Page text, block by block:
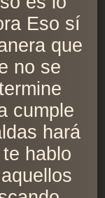
Eso sí
que
no se
cumple
hará
hablo